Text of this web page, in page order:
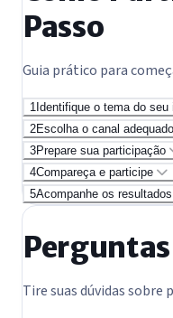
Passo
Guia prático para
1 Identifique o tema do seu
2Escolha o canal adequado
3Prepare sua participação
4Compareça e participe
5Acompanhe os resultados
Tire suas dúvidas sobre